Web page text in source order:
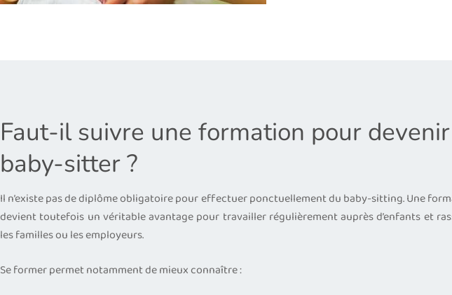
Faut-il suivre une formation pour devenir
baby-sitter ?
Il n’existe pas de diplôme obligatoire pour effectuer ponctuellement du baby-sitting. Une
devient toutefois un véritable avantage pour travailler régulièrement auprès d’enfants et
les familles ou les employeurs.
Se former permet notamment de mieux connaître :